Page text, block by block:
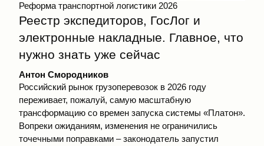
Реформа транспортной логистики 2026
Реестр экспедиторов, ГосЛог и
электронные накладные. Главное, что
нужно знать уже сейчас
Антон Смородников
Российский рынок грузоперевозок в 2026 году
переживает, пожалуй, самую масштабную
трансформацию со времен запуска системы «Платон».
Вопреки ожиданиям, изменения не ограничились
точечными поправками – законодатель запустил